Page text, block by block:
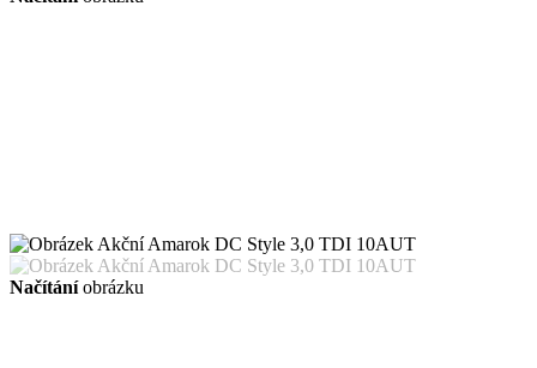
Načítáníobrázku